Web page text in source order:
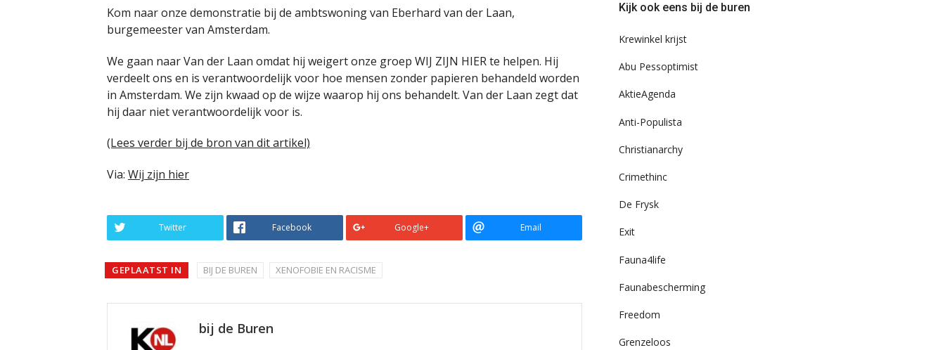
Kom naar onze demonstratie bij de ambtswoning van Eberhard van der Laan,
burgemeester van Amsterdam.
We gaan naar Van der Laan omdat hij weigert onze groep WIJ ZIJN HIER te helpen. Hij
verdeelt ons en is verantwoordelijk voor hoe mensen zonder papieren behandeld worden
in Amsterdam. We zijn kwaad op de wijze waarop hij ons behandelt. Van der Laan zegt dat
hij daar niet verantwoordelijk voor is.
(Lees verder bij de bron van dit artikel)
Via: Wij zijn hier
Twitter Facebook Google+ Email
GEPLAATST IN BIJ DE BUREN XENOFOBIE EN RACISME
bij de Buren
ons
Kijk ook eens bij de buren
Krewinkel krijst
Abu Pessoptimist
AktieAgenda
Anti-Populista
Christianarchy
Crimethinc
De Frysk
Exit
Fauna4life
Faunabescherming
Freedom
Grenzeloos